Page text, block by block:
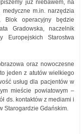
już niebawem, na
m.in. narzędzia
Blok operacyjny będzie
Gradowska, naczelnik
Europejskich Starostwa
oraz nowoczesne
jeden z atutów wielkiego
usług dla pacjentów w
mieście powiatowym –
ds. kontaktów z mediami i
Starogardzie Gdańskim.